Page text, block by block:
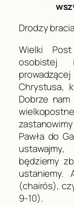
Drodzy
Wielki
osobistej
Chrystusa,
Dobrze
Pawła do
będziemy
ustaniemy.
(chairós),
9-10).